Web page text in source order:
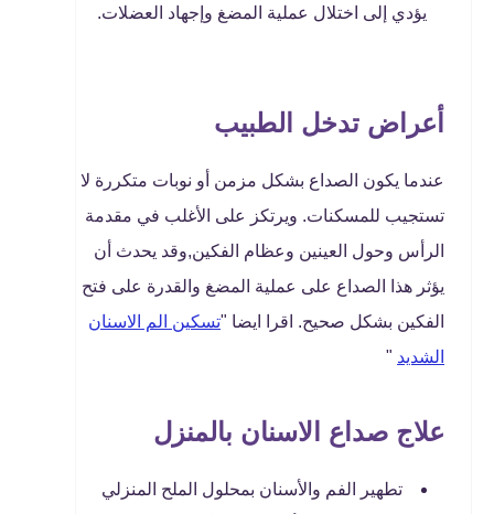
يؤدي إلى اختلال عملية المضغ وإجهاد العضلات.
أعراض تدخل الطبيب
عندما يكون الصداع بشكل مزمن أو نوبات متكررة لا
تستجيب للمسكنات. ويرتكز على الأغلب في مقدمة
الرأس وحول العينين وعظام الفكين,وقد يحدث أن
يؤثر هذا الصداع على عملية المضغ والقدرة على فتح
الفكين بشكل صحيح. اقرا ايضا "تسكين الم الاسنان
الشديد "
علاج صداع الاسنان بالمنزل
تطهير الفم والأسنان بمحلول الملح المنزلي